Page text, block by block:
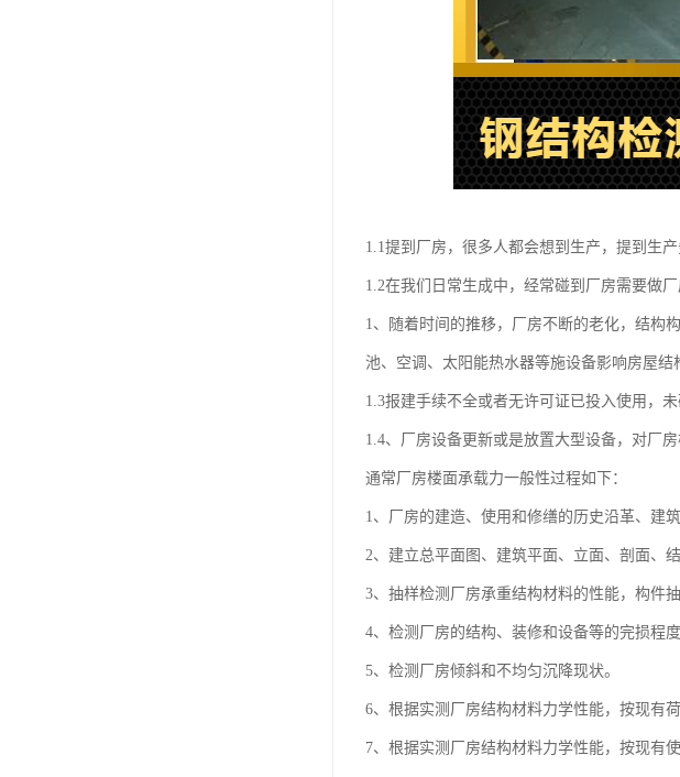
1.1提到厂房，很多人都会想到生产，提到生
1.2在我们日常生成中，经常碰到厂房需要做
1、随着时间的推移，厂房不断的老化，结构
池、空调、太阳能热水器等施设备影响房屋结
1.3报建手续不全或者无许可证已投入使用，
1.4、厂房设备更新或是放置大型设备，对厂
通常厂房楼面承载力一般性过程如下：
1、厂房的建造、使用和修缮的历史沿革、建
2、建立总平面图、建筑平面、立面、剖面、
3、抽样检测厂房承重结构材料的性能，构件
4、检测厂房的结构、装修和设备等的完损程
5、检测厂房倾斜和不均匀沉降现状。
6、根据实测厂房结构材料力学性能，按现有
7、根据实测厂房结构材料力学性能，按现有